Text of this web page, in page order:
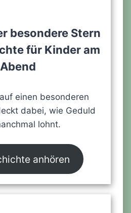
besondere Stern
für Kinder am
Abend
einen besonderen
dabei, wie Geduld
lohnt.
anhören